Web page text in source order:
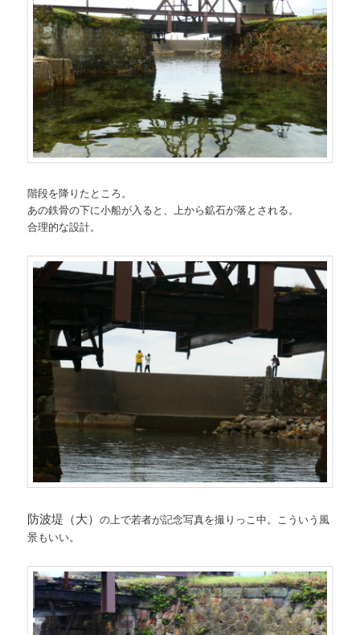
階段を降りたところ。
あの鉄骨の下に小船が入ると、上から鉱石が落とされる。
合理的な設計。
防波堤（大）の上で若者が記念写真を撮りっこ中。こういう風
景もいい。